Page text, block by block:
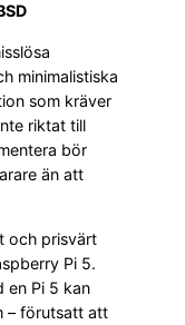
minimalistiska
som kräver
riktat till
bör
än att
och prisvärt
Pi 5.
en Pi 5 kan
– förutsatt att